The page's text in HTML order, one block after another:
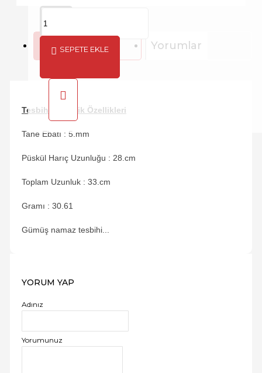
SEPETE EKLE
Açıklama Yorumlar
Tesbihin Teknik Özellikleri
Tane Ebatı : 5.mm
Püskül Harıç Uzunluğu : 28.cm
Toplam Uzunluk : 33.cm
Gramı : 30.61
Gümüş namaz tesbihi...
YORUM YAP
Adınız
Yorumunuz